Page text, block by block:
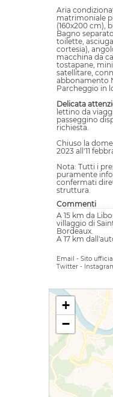
Aria
matrimoniale
(160x200 cm),
Bagno
toilette,
cortesia),
macchina da
tostapane,
satellitare,
abbonamento
Parcheggio in
Delicata
lettino da
passeggino
richiesta.
Chiuso la
2023 all'11
Nota: Tutti i
puramente
confermati
struttura.
Commenti
A 15 km da
villaggio di
Bordeaux.
A 17 km
Email - Sito
Twitter -
+
−